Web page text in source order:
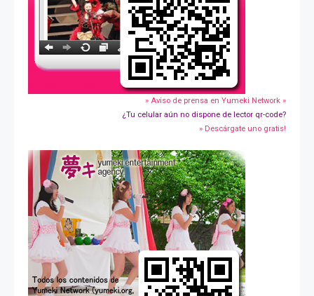
» Aviso de prensa en Yumeki Network »
¿Tu celular aún no dispone de lector qr-code?
» Descárgate uno gratis!